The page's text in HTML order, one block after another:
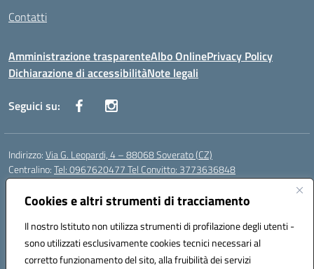
Cookies e altri strumenti di tracciamento
Il nostro Istituto non utilizza strumenti di profilazione degli utenti -
sono utilizzati esclusivamente cookies tecnici necessari al
corretto funzionamento del sito, alla fruibilità dei servizi
Contatti
Amministrazione trasparenteAlbo OnlinePrivacy Policy
Dichiarazione di accessibilitàNote legali
Seguici su:
Indirizzo:Via G. Leopardi, 4 – 88068 Soverato (CZ)
Centralino:Tel: 0967620477 Tel Convitto: 3773636848
Email:
Posta elettronica certificata (PEC):czrh04000q@pec.istruzione.it
Codice fiscale: 84000690796
Codice meccanografico:CZRH04000Q
Codice Indice delle Pubbliche Amministrazioni (IPA): istsc_czrh04000q